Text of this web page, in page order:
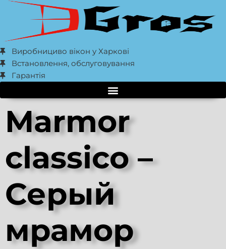
Виробнициво вікон у Харкові
Встановлення, обслуговування
Гарантія
Marmor
classico –
Серый
мрамор